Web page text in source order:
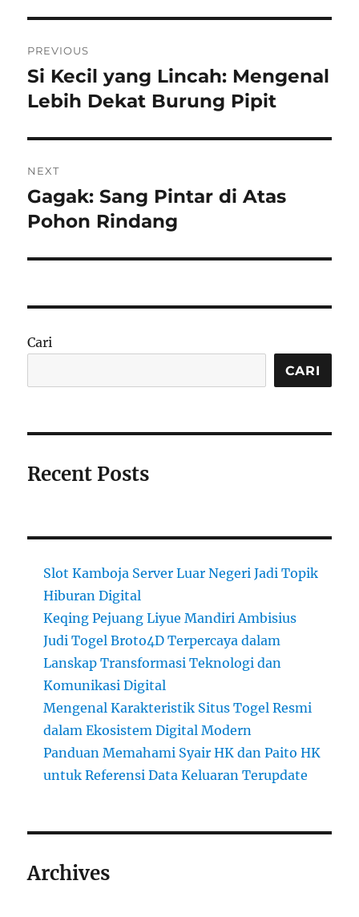
pos
PREVIOUS
Previous
post:
Si Kecil yang Lincah: Mengenal
Lebih Dekat Burung Pipit
NEXT
Next
post:
Gagak: Sang Pintar di Atas
Pohon Rindang
Cari
CARI
Recent Posts
Slot Kamboja Server Luar Negeri Jadi Topik
Hiburan Digital
Keqing Pejuang Liyue Mandiri Ambisius
Judi Togel Broto4D Terpercaya dalam
Lanskap Transformasi Teknologi dan
Komunikasi Digital
Mengenal Karakteristik Situs Togel Resmi
dalam Ekosistem Digital Modern
Panduan Memahami Syair HK dan Paito HK
untuk Referensi Data Keluaran Terupdate
Archives